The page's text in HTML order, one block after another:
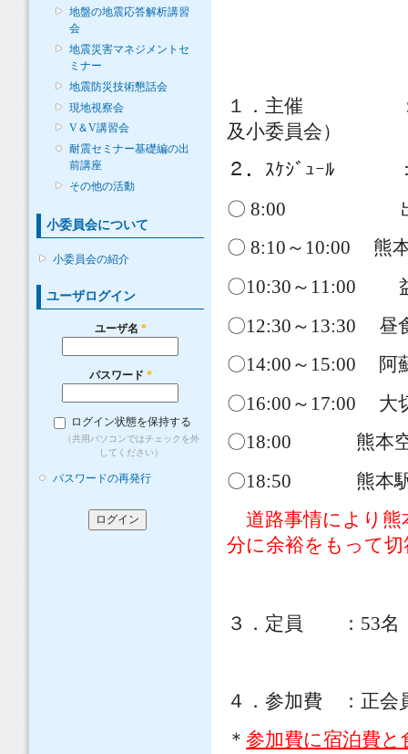
地盤の地震応答解析講習
会
地震災害マネジメントセ
ミナー
地震防災技術懇話会
現地視察会
V＆V講習会
耐震セミナー基礎編の出
前講座
その他の活動
小委員会について
小委員会の紹介
ユーザログイン
ユーザ名 *
パスワード *
ログイン状態を保持する
（共用パソコンではチェックを外
してください）
パスワードの再発行
１．主催 ：土木
及小委員会）
２．ｽｹｼﾞｭｰﾙ ：
〇 8:00 出発
〇 8:10～10:00 熊
〇10:30～11:00 益
〇12:30～13:30 昼
〇14:00～15:00 阿
〇16:00～17:00 大
〇18:00 熊本空
〇18:50 熊本駅
道路事情により
分に余裕をもって
３．定員 ：53名
４．参加費 ：正会
＊ 参加費に宿泊費